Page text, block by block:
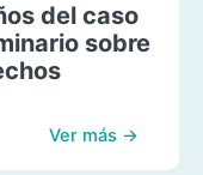
del caso
sobre
Ver más →